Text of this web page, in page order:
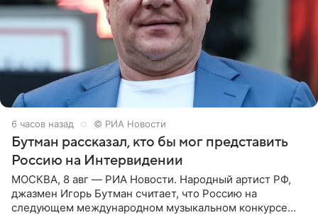
6 часов назад © РИА Новости
Бутман рассказал, кто бы мог представить
Россию на Интервидении
МОСКВА, 8 авг — РИА Новости. Народный артист РФ,
джазмен Игорь Бутман считает, что Россию на
следующем международном музыкальном конкурсе